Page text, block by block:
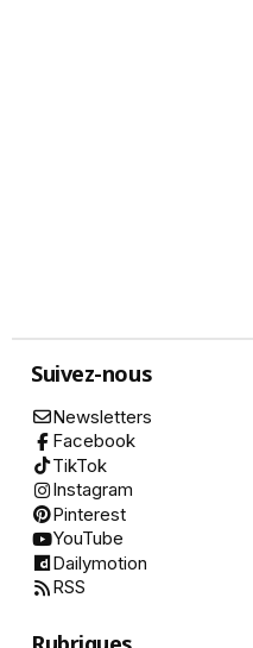
Suivez-nous
Newsletters
Facebook
TikTok
Instagram
Pinterest
YouTube
Dailymotion
RSS